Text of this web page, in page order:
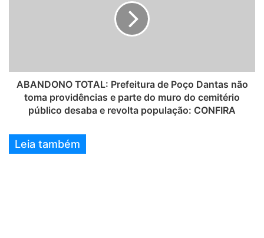
ABANDONO TOTAL: Prefeitura de Poço Dantas não
toma providências e parte do muro do cemitério
público desaba e revolta população: CONFIRA
Leia também